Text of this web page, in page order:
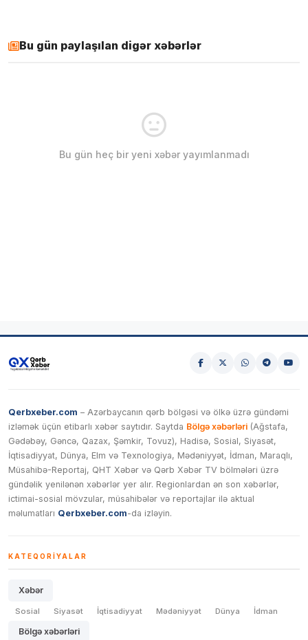
Bu gün paylaşılan digər xəbərlər
Bu gün heç bir yeni xəbər yayımlanmadı
Qerbxeber.com – Azərbaycanın qərb bölgəsi və ölkə üzrə gündəmi
izləmək üçün etibarlı xəbər saytıdır. Saytda Bölgə xəbərləri (Ağstafa,
Gədəbəy, Gəncə, Qazax, Şəmkir, Tovuz), Hadisə, Sosial, Siyasət,
İqtisadiyyat, Dünya, Elm və Texnologiya, Mədəniyyət, İdman, Maraqlı,
Müsahibə-Reportaj, QHT Xəbər və Qərb Xəbər TV bölmələri üzrə
gündəlik yenilənən xəbərlər yer alır. Regionlardan ən son xəbərlər,
ictimai-sosial mövzular, müsahibələr və reportajlar ilə aktual
məlumatları Qerbxeber.com-da izləyin.
KATEQORIYALAR
Xəbər
Sosial Siyasət İqtisadiyyat Mədəniyyət Dünya İdman
Bölgə xəbərləri